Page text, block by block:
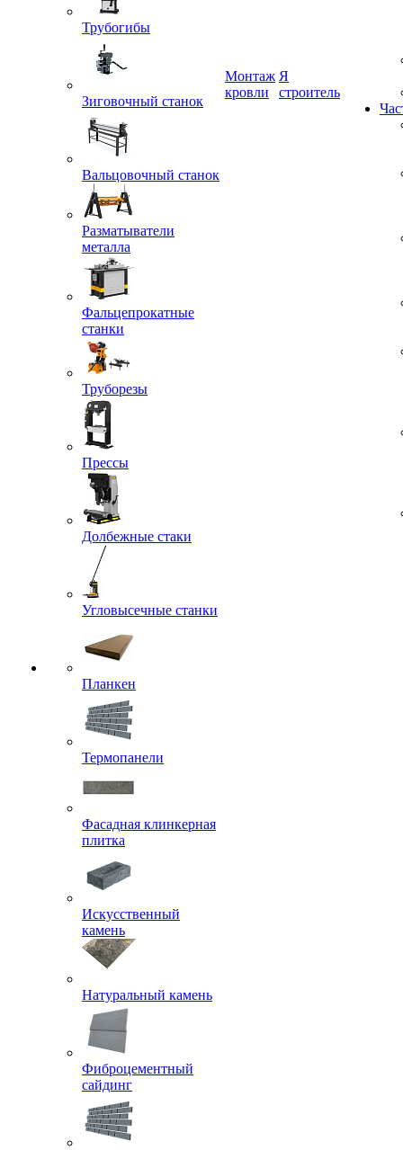
Трубогибы
Зиговочный станок
Вальцовочный станок
Разматыватели
металла
Фальцепрокатные
станки
Труборезы
Прессы
Долбежные стаки
Угловысечные станки
Планкен
Термопанели
Фасадная клинкерная
плитка
Искусственный
камень
Натуральный камень
Фиброцементный
сайдинг
Монтаж
Я